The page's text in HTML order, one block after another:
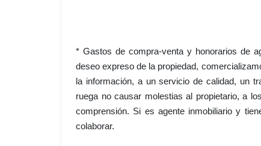
* Gastos de compra-venta y honorarios de
deseo expreso de la propiedad,
la información, a un servicio de calidad, un
ruega no causar molestias al propietario, a
comprensión. Si es agente inmobiliario y
colaborar.